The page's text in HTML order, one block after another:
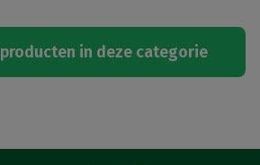
in deze categorie